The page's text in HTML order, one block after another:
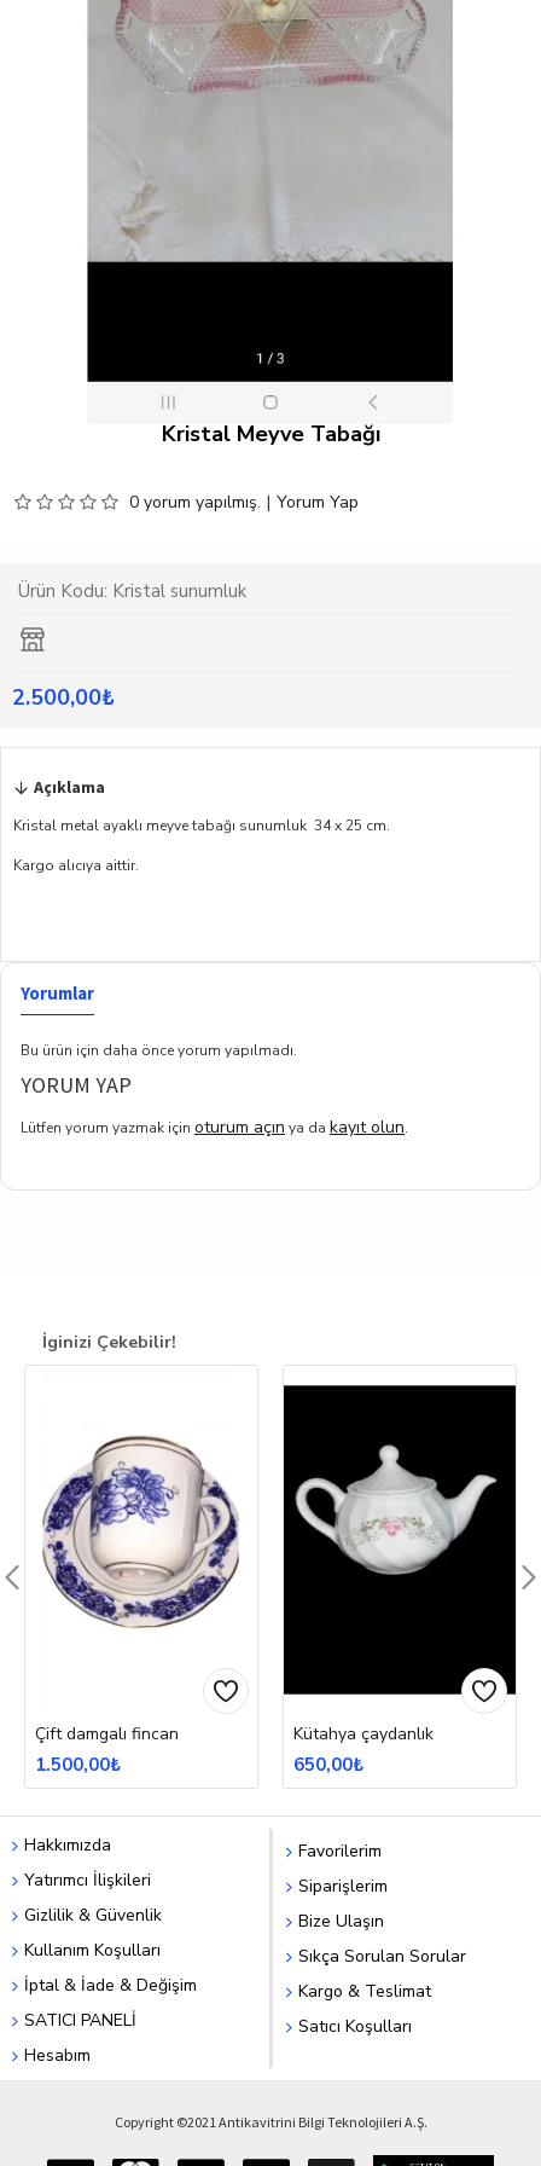
Kristal Meyve Tabağı
0 yorum yapılmış. | Yorum Yap
2.500,00₺
Ürün Kodu: Kristal sunumluk
Açıklama
Kristal metal ayaklı meyve tabağı sunumluk 34 x 25 cm.
Kargo alıcıya aittir.
Yorumlar
Bu ürün için daha önce yorum yapılmadı.
YORUM YAP
Lütfen yorum yazmak için oturum açın ya da kayıt olun.
İginizi Çekebilir!
Çift damgalı fincan
1.500,00₺
Kütahya çaydanlık
650,00₺
Hakkımızda
Yatırımcı İlişkileri
Gizlilik & Güvenlik
Kullanım Koşulları
İptal & İade & Değişim
SATICI PANELİ
Hesabım
Favorilerim
Siparişlerim
Bize Ulaşın
Sıkça Sorulan Sorular
Kargo & Teslimat
Satıcı Koşulları
Copyright ©2021 Antikavitrini Bilgi Teknolojileri A.Ş.